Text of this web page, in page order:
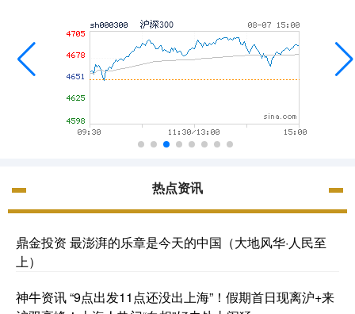
热点资讯
鼎金投资 最澎湃的乐章是今天的中国（大地风华·人民至
上）
神牛资讯 “9点出发11点还没出上海”！假期首日现离沪+来